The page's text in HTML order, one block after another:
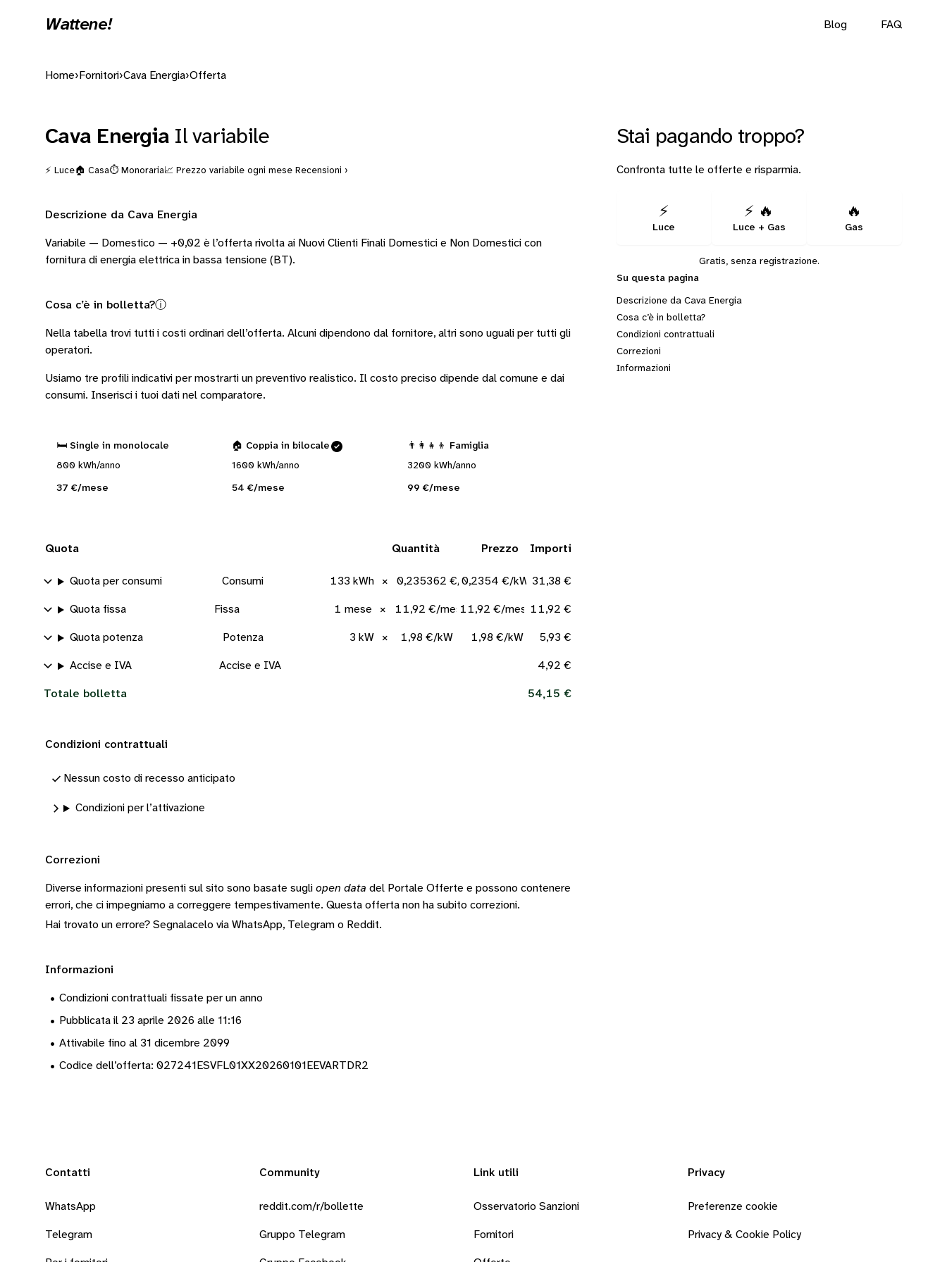
Wattene! Blog FAQ
Home› Fornitori›Cava Energia›Offerta
Cava Energia Il variabile
⚡ Luce🏠 Casa⏱️ Monoraria📈 Prezzo variabile ogni mese Recensioni ›
Descrizione da Cava Energia
Variabile — Domestico — +0,02 è l’offerta rivolta ai Nuovi Clienti Finali Domestici e Non Domestici con
fornitura di energia elettrica in bassa tensione (BT).
Cosa c’è in bolletta?ⓘ
Nella tabella trovi tutti i costi ordinari dell’offerta. Alcuni dipendono dal fornitore, altri sono uguali per tutti gli
operatori.
Usiamo tre profili indicativi per mostrarti un preventivo realistico. Il costo preciso dipende dal comune e dai
consumi. Inserisci i tuoi dati nel comparatore.
🛏️ Single in monolocale
800 kWh/anno
37 €/mese
🏠 Coppia in bilocale
1600 kWh/anno
54 €/mese
👨‍👩‍👧‍👦 Famiglia
3200 kWh/anno
99 €/mese
Quota Quantità Prezzo Importi
Quota per consumi Consumi 133 kWh × 0,235362 €/kWh0,2354 €/kWh31,38 €
Quota fissa Fissa 1 mese × 11,92 €/mese11,92 €/mese11,92 €
Quota potenza Potenza 3 kW × 1,98 €/kW 1,98 €/kW 5,93 €
Accise e IVA Accise e IVA 4,92 €
Totale bolletta 54,15 €
Condizioni contrattuali
Nessun costo di recesso anticipato
Condizioni per l’attivazione
Correzioni
Diverse informazioni presenti sul sito sono basate sugli open data del Portale Offerte e possono contenere
errori, che ci impegniamo a correggere tempestivamente. Questa offerta non ha subito correzioni.
Hai trovato un errore? Segnalacelo via WhatsApp, Telegram o Reddit.
Informazioni
• Condizioni contrattuali fissate per un anno
• Pubblicata il 23 aprile 2026 alle 11:16
• Attivabile fino al 31 dicembre 2099
• Codice dell’offerta: 027241ESVFL01XX20260101EEVARTDR2
Stai pagando troppo?
Confronta tutte le offerte e risparmia.
⚡
Luce
⚡ 🔥
Luce + Gas
🔥
Gas
Gratis, senza registrazione.
Su questa pagina
Descrizione da Cava Energia
Cosa c’è in bolletta?
Condizioni contrattuali
Correzioni
Informazioni
Contatti
WhatsApp
Telegram
Community
reddit.com/r/bollette
Gruppo Telegram
Link utili
Osservatorio Sanzioni
Fornitori
Privacy
Preferenze cookie
Privacy & Cookie Policy